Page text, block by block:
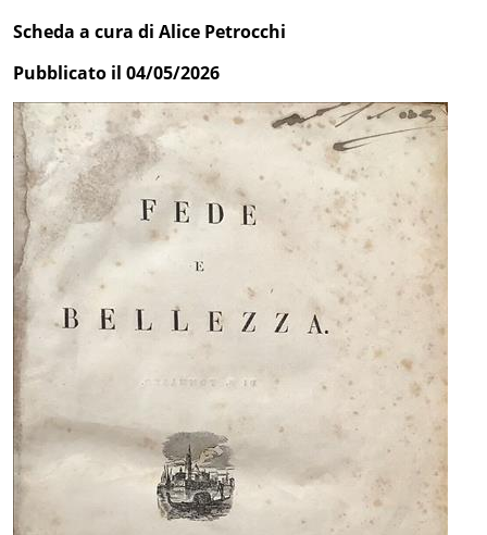
Scheda a cura di Alice Petrocchi
Pubblicato il 04/05/2026